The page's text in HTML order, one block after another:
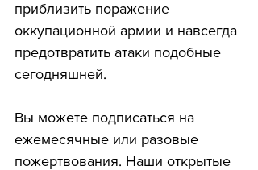
приблизить поражение
оккупационной армии и навсегда
предотвратить атаки подобные
сегодняшней.
Вы можете подписаться на
ежемесячные или разовые
пожертвования. Наши открытые